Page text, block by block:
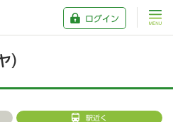
ログイン
）
駅近く